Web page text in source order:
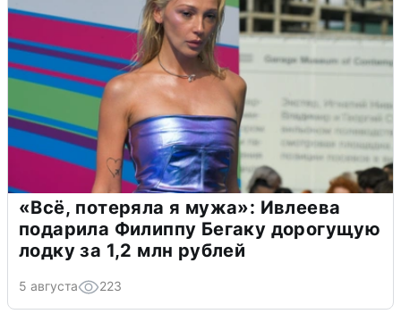
«Всё, потеряла я мужа»: Ивлеева
подарила Филиппу Бегаку дорогущую
лодку за 1,2 млн рублей
5 августа 223